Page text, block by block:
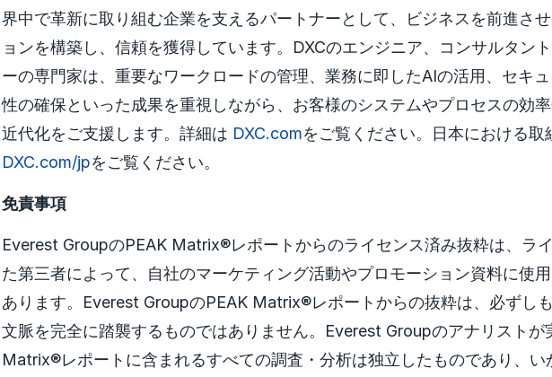
界中で革新に取り組む企業を支えるパートナーとして、ビジネスを前進さ
ョンを構築し、信頼を獲得しています。DXCのエンジニア、コンサルタン
ーの専門家は、重要なワークロードの管理、業務に即したAIの活用、セキ
性の確保といった成果を重視しながら、お客様のシステムやプロセスの効率
近代化をご支援します。詳細は DXC.comをご覧ください。日本における取
DXC.com/jpをご覧ください。
免責事項
Everest GroupのPEAK Matrix®レポートからのライセンス済み抜粋は、ラ
た第三者によって、自社のマーケティング活動やプロモーション資料に使
あります。Everest GroupのPEAK Matrix®レポートからの抜粋は、必ずし
文脈を完全に踏襲するものではありません。Everest Groupのアナリストが
Matrix®レポートに含まれるすべての調査・分析は独立したものであり、い